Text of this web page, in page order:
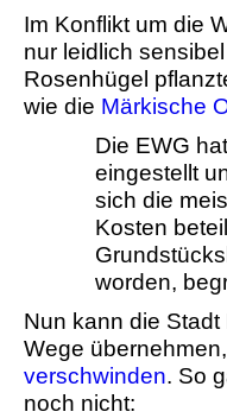
Im Konflikt um die
nur leidlich
Rosenhügel
wie die Märkische
Die EWG
eingestellt
sich die
Kosten
worden,
Nun kann die
Wege
verschwinden. So
noch nicht: